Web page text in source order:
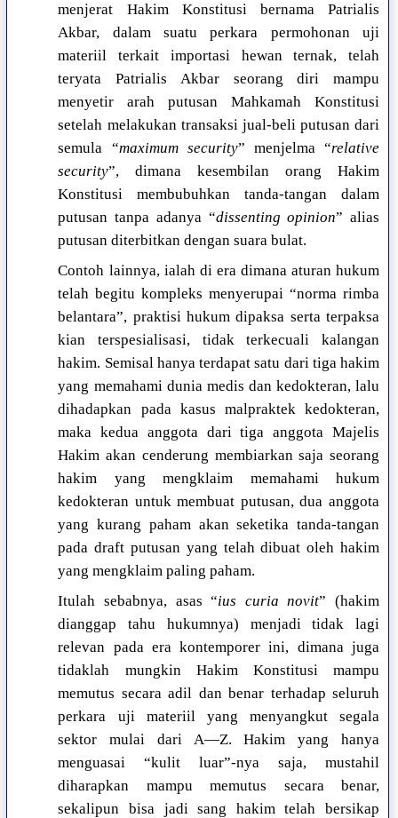
menjerat Hakim Konstitusi bernama Patrialis
Akbar, dalam suatu perkara permohonan uji
materiil terkait importasi hewan ternak, telah
teryata Patrialis Akbar seorang diri mampu
menyetir arah putusan Mahkamah Konstitusi
setelah melakukan transaksi jual-beli putusan dari
semula “maximum security” menjelma “relative
security”, dimana kesembilan orang Hakim
Konstitusi membubuhkan tanda-tangan dalam
putusan tanpa adanya “dissenting opinion” alias
putusan diterbitkan dengan suara bulat.
Contoh lainnya, ialah di era dimana aturan hukum
telah begitu kompleks menyerupai “norma rimba
belantara”, praktisi hukum dipaksa serta terpaksa
kian terspesialisasi, tidak terkecuali kalangan
hakim. Semisal hanya terdapat satu dari tiga hakim
yang memahami dunia medis dan kedokteran, lalu
dihadapkan pada kasus malpraktek kedokteran,
maka kedua anggota dari tiga anggota Majelis
Hakim akan cenderung membiarkan saja seorang
hakim yang mengklaim memahami hukum
kedokteran untuk membuat putusan, dua anggota
yang kurang paham akan seketika tanda-tangan
pada draft putusan yang telah dibuat oleh hakim
yang mengklaim paling paham.
Itulah sebabnya, asas “ius curia novit” (hakim
dianggap tahu hukumnya) menjadi tidak lagi
relevan pada era kontemporer ini, dimana juga
tidaklah mungkin Hakim Konstitusi mampu
memutus secara adil dan benar terhadap seluruh
perkara uji materiil yang menyangkut segala
sektor mulai dari A—Z. Hakim yang hanya
menguasai “kulit luar”-nya saja, mustahil
diharapkan mampu memutus secara benar,
sekalipun bisa jadi sang hakim telah bersikap